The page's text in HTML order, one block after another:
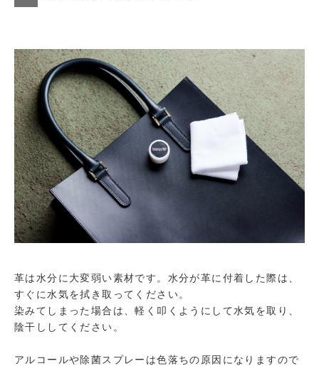
革は水分に大変弱い素材です。水分が革に付着した際は、
すぐに水気を拭き取ってください。
染みてしまった場合は、軽く叩くようにして水気を取り、
陰干ししてください。
アルコールや除菌スプレーは色落ちの原因になりますので